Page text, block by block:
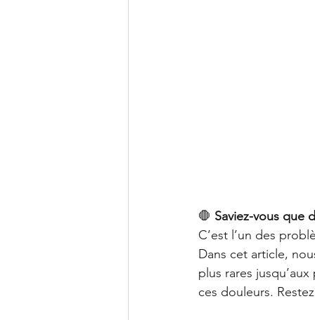
🛑 Saviez-vous que
C’est l’un des
Dans cet article,
plus rares
ces douleurs.